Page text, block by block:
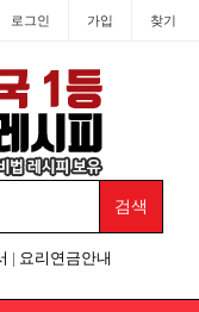
로그인 가입 찾기
| 요리연금안내